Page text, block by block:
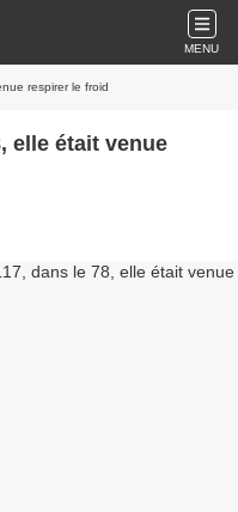
MENU
respirer le froid
elle était venue